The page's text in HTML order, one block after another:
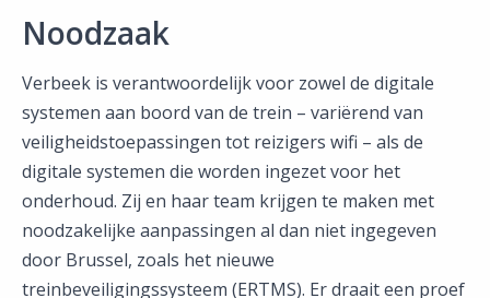
Noodzaak
Verbeek is verantwoordelijk voor zowel de digitale
systemen aan boord van de trein – variërend van
veiligheidstoepassingen tot reizigers wifi – als de
digitale systemen die worden ingezet voor het
onderhoud. Zij en haar team krijgen te maken met
noodzakelijke aanpassingen al dan niet ingegeven
door Brussel, zoals het nieuwe
treinbeveiligingssysteem (ERTMS). Er draait een proef